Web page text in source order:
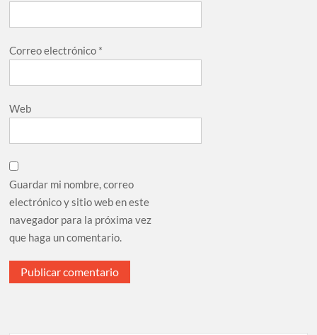
Correo electrónico *
Web
Guardar mi nombre, correo
electrónico y sitio web en este
navegador para la próxima vez
que haga un comentario.